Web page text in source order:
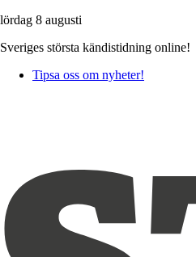
lördag 8 augusti
Sveriges största kändistidning online!
Tipsa oss om nyheter!